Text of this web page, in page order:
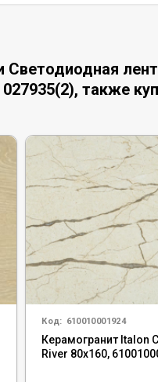
также
Код: 610010001924
Керамогранит Italon
River 80x160,